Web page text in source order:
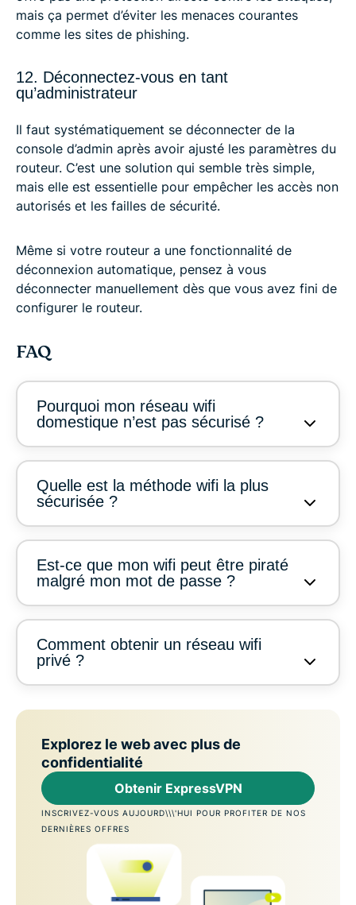
mais ça permet d’éviter les menaces courantes
comme les sites de phishing.
12. Déconnectez-vous en tant
qu’administrateur
Il faut systématiquement se déconnecter de la
console d’admin après avoir ajusté les paramètres du
routeur. C’est une solution qui semble très simple,
mais elle est essentielle pour empêcher les accès non
autorisés et les failles de sécurité.
Même si votre routeur a une fonctionnalité de
déconnexion automatique, pensez à vous
déconnecter manuellement dès que vous avez fini de
configurer le routeur.
FAQ
Pourquoi mon réseau wifi
domestique n’est pas sécurisé ?
Quelle est la méthode wifi la plus
sécurisée ?
Est-ce que mon wifi peut être piraté
malgré mon mot de passe ?
Comment obtenir un réseau wifi
privé ?
Explorez le web avec plus de
confidentialité
Obtenir ExpressVPN
INSCRIVEZ-VOUS AUJOURD\\\'HUI POUR PROFITER DE NOS
DERNIÈRES OFFRES